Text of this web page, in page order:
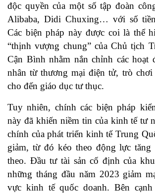
độc quyền của một số tập đoàn
Alibaba, Didi Chuxing… với số
Các biện pháp này được coi là thể
“thịnh vượng chung” của Chủ tịch
Cận Bình nhằm nắn chỉnh các hoạt
nhân từ thương mại điện tử, trò
cho đến giáo dục tư thục.
Tuy nhiên, chính các biện pháp
này đã khiến niềm tin của kinh tế tư
chính của phát triển kinh tế Trung
giảm, từ đó kéo theo động lực
theo. Đầu tư tài sản cố định của
những tháng đầu năm 2023 giảm
vực kinh tế quốc doanh. Bên